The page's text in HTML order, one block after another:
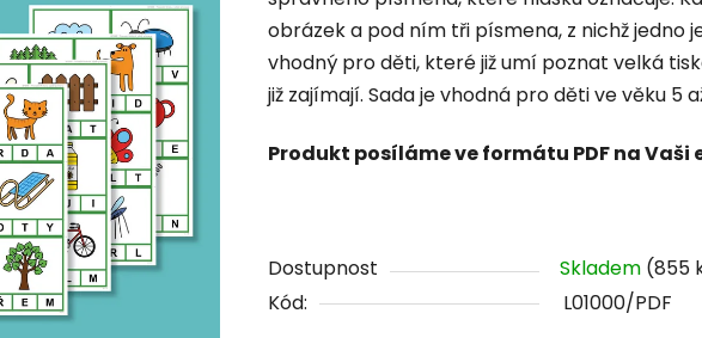
obrázek a pod ním tři písmena, z nichž jedno
vhodný pro děti, které již umí poznat velká
již zajímají. Sada je vhodná pro děti ve věku 5
Produkt posíláme ve formátu PDF na
Dostupnost Skladem (855
Kód:
L01000/PDF